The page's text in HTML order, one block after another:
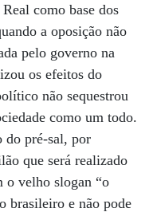
como base dos
a oposição não
pelo governo na
os efeitos do
não sequestrou
como um todo.
do pré-sal, por
que será realizado
o velho slogan “o
brasileiro e não pode